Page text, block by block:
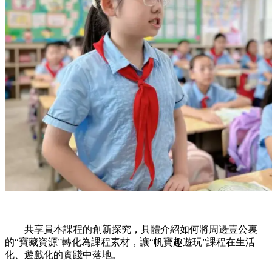
共享員本課程的創新探究，具體介紹如何將周邊壹公裏
的“寶藏資源”轉化為課程素材，讓“帆寶趣遊玩”課程在生活
化、遊戲化的實踐中落地。